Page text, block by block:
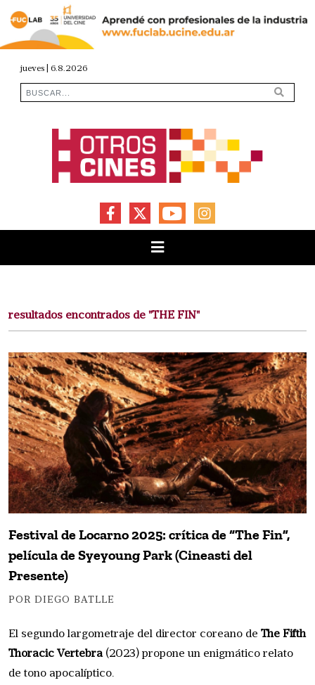
jueves | 6.8.2026
FACEBOOKYOUTUBEINSTAGRAM
resultados encontrados de "THE FIN"
Festival de Locarno 2025: crítica de “The Fin”,
película de Syeyoung Park (Cineasti del
Presente)
POR DIEGO BATLLE
El segundo largometraje del director coreano de The Fifth
Thoracic Vertebra(2023) propone un enigmático relato
de tono apocalíptico.